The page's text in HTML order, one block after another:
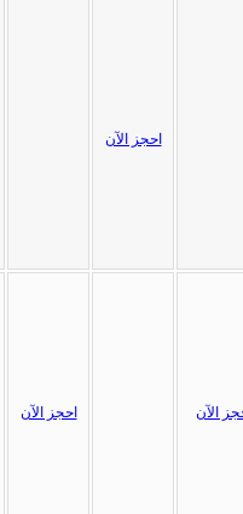
احجز الآن
احجز الآن الآن